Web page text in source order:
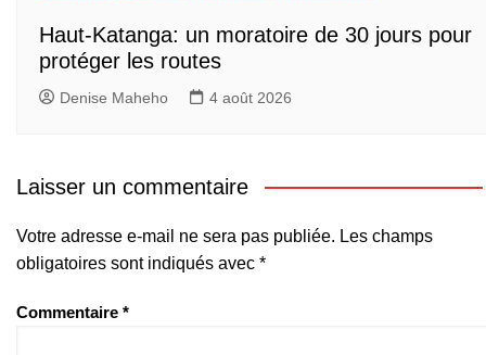
Haut-Katanga: un moratoire de 30 jours pour
protéger les routes
Denise Maheho 4 août 2026
Laisser un commentaire
Votre adresse e-mail ne sera pas publiée. Les champs
obligatoires sont indiqués avec *
Commentaire *